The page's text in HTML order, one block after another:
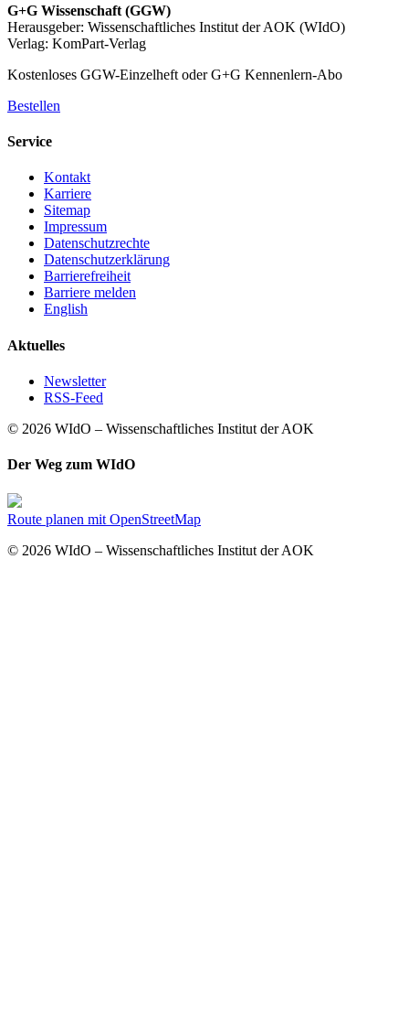
G+G Wissenschaft (GGW)
Herausgeber: Wissenschaftliches Institut der AOK (WIdO)
Verlag: KomPart-Verlag
Kostenloses GGW-Einzelheft oder G+G Kennenlern-Abo
Bestellen
Service
Kontakt
Karriere
Sitemap
Impressum
Datenschutzrechte
Datenschutzerklärung
Barrierefreiheit
Barriere melden
English
Aktuelles
Newsletter
RSS-Feed
© 2026 WIdO – Wissenschaftliches Institut der AOK
Der Weg zum WIdO
Route planen mit OpenStreetMap
© 2026 WIdO – Wissenschaftliches Institut der AOK